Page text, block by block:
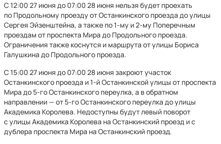
С 12:00 27 июня до 07:00 28 июня нельзя будет проехать
по Продольному проезду от Останкинского проезда до улицы
Сергея Эйзенштейна, а также по 1-му и 2-му Поперечным
проездам от проспекта Мира до Продольного проезда.
Ограничения также коснутся и маршрута от улицы Бориса
Галушкина до Продольного проезда.
С 15:00 27 июня до 07:00 28 июня закроют участок
Останкинского проезда и 1-й Останкинской улицы от проспекта
Мира до 5-го Останкинского переулка, а в обратном
направлении — от 5-го Останкинского переулка до улицы
Академика Королева. Недоступны будут левый поворот
с улицы Академика Королева на Останкинский проезд и с
дублера проспекта Мира на Останкинский проезд.